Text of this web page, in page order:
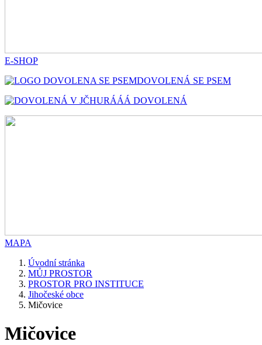
E-SHOP
DOVOLENÁ SE PSEM
HURÁÁÁ DOVOLENÁ
MAPA
Úvodní stránka
MŮJ PROSTOR
PROSTOR PRO INSTITUCE
Jihočeské obce
Mičovice
Mičovice